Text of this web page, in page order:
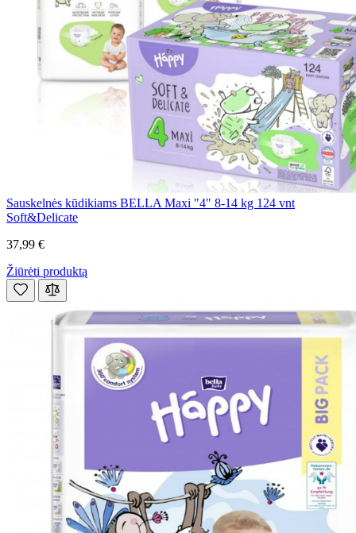
Sauskelnės kūdikiams BELLA Maxi "4" 8-14 kg 124 vnt
Soft&Delicate
37,99 €
Žiūrėti produktą